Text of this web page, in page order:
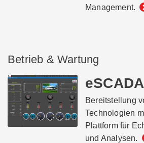
Management.
Betrieb & Wartung
eSCADA
Bereitstellung
Technologien
Plattform für
und Analysen.